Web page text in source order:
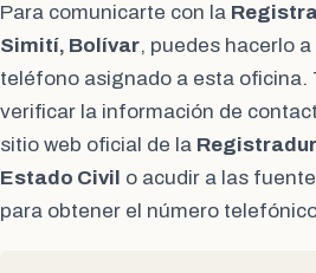
Para comunicarte con la
Simití, Bolívar, puedes hacerlo
teléfono asignado a esta oficina.
verificar la información de
sitio web oficial de la
Estado Civil o acudir a las
para obtener el número